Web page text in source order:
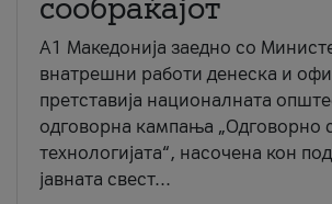
сообраќајот
A1 Македонија заедно со
внатрешни работи денеска и
претставија националната
одговорна кампања „Одговорно
технологијата“, насочена кон
јавната свест...